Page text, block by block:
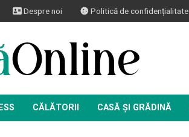
Despre noi Politică de confidențialitate
CĂLĂTORII CASĂ ȘI GRĂDINĂ